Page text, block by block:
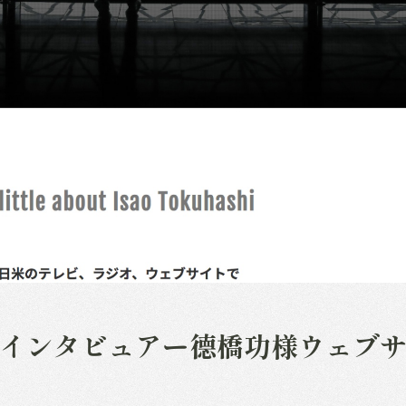
ンタビュアー德橋功様ウェブ